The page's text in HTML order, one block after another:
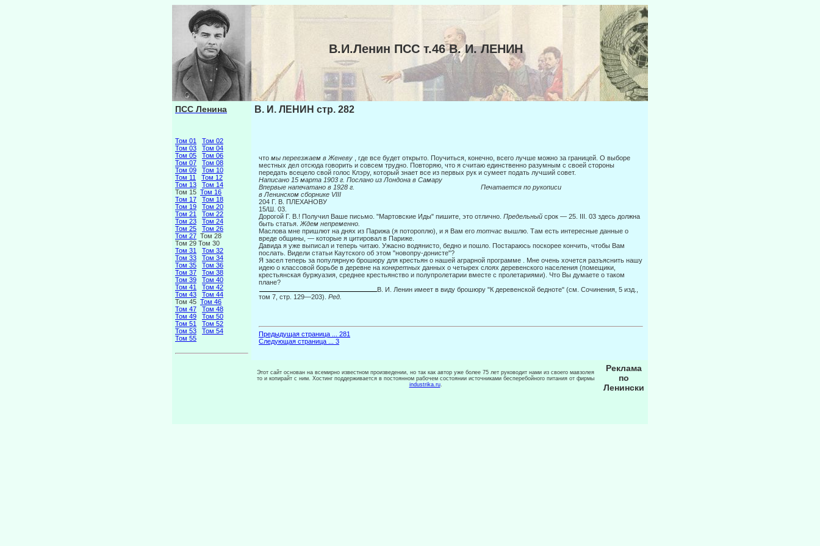
В.И.Ленин ПСС т.46 В. И. ЛЕНИН
ПСС Ленина
Том 01
Том 02
Том 03
Том 04
Том 05
Том 06
Том 07
Том 08
Том 09
Том 10
Том 11
Том 12
Том 13
Том 14
Том 15 Том 16
Том 17
Том 18
Том 19
Том 20
Том 21
Том 22
Том 23
Том 24
Том 25
Том 26
Том 27 Том 28
Том 29 Том 30
Том 31
Том 32
Том 33
Том 34
Том 35
Том 36
Том 37
Том 38
Том 39
Том 40
Том 41
Том 42
Том 43
Том 44
Том 45 Том 46
Том 47
Том 48
Том 49
Том 50
Том 51
Том 52
Том 53
Том 54
Том 55
В. И. ЛЕНИН стр. 282
что мы переезжаем в Женеву
, где все будет открыто. Поучиться, конечно, всего лучше можно за границей. О выборе
местных дел отсюда говорить и совсем трудно. Повторяю, что я считаю единственно разумным с своей стороны
передать всецело свой голос Клэру, который знает все из первых рук и сумеет подать лучший совет.
Написано 15 марта 1903 г. Послано из Лондона в Самару
Впервые напечатано в 1928 г. Печатается по рукописи
в Ленинском сборнике VIII
204 Г. В. ПЛЕХАНОВУ
15/Ш. 03.
Дорогой Г. В.! Получил Ваше письмо. "Мартовские Иды" пишите, это отлично. Предельный срок — 25. III. 03 здесь должна
быть статья. Ждем непременно.
Маслова мне пришлют на днях из Парижа (я потороплю), и я Вам его тотчас вы­шлю. Там есть интересные данные о
вреде общины, — которые я цитировал в Париже.
Давида я уже выписал и теперь читаю. Ужасно водянисто, бедно и пошло. Постара­юсь поскорее кончить, чтобы Вам
послать. Видели статьи Каутского об этом "новопру-донисте"?
Я засел теперь за популярную брошюру для крестьян о нашей аграрной программе . Мне очень хочется разъяснить нашу
идею о классовой борьбе в деревне на конкретных данных о четырех слоях деревенского населения (помещики,
крестьянская буржуазия, среднее крестьянство и полупролетарии вместе с пролетариями). Что Вы думаете о та­ком
плане?
В. И. Ленин имеет в виду брошюру "К деревенской бедноте" (см. Сочинения, 5 изд.,
том 7, стр. 129—203). Ред.
Предыдущая страница ... 281
Следующая страница ... 3
Этот сайт основан на всемирно известном произведении, но так как автор уже более 75 лет руководит нами из своего мавзолея
то и копирайт с ним. Хостинг поддерживается в постоянном рабочем состоянии источниками бесперебойного питания от фирмы
industrika.ru.
Реклама
по
Ленински